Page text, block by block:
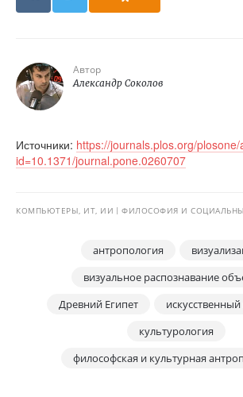
Автор
Александр Соколов
Источники: https://journals.plos.org/plosone/
id=10.1371/journal.pone.0260707
КОМПЬЮТЕРЫ, ИТ, ИИ ФИЛОСОФИЯ И
антропология
визуальное распознавание
Древний Египет
культурология
философская и культурная